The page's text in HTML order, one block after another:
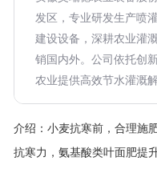
发区，专业研发生产喷
建设设备，深耕农业灌
销国内外。公司依托创
农业提供高效节水灌溉解
介绍： 小麦抗寒前，合理施
抗寒力，氨基酸类叶面肥提